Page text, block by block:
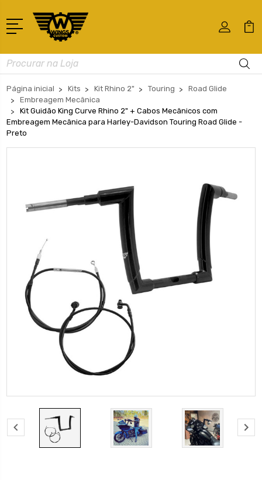
Busca
Página inicial Kits Kit Rhino 2" Touring
Road Glide
Embreagem Mecânica
Kit Guidão King Curve Rhino 2" + Cabos Mecânicos com
Embreagem Mecânica para Harley-Davidson Touring Road Glide -
Preto